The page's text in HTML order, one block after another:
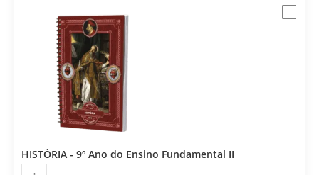
HISTÓRIA - 9º Ano do Ensino Fundamental II